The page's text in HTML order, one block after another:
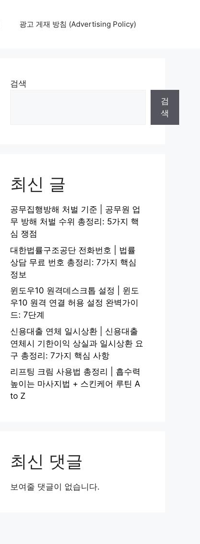
광고 게재 방침 (Advertising Policy)
검색
검
색
최신 글
공무집행방해 처벌 기준 | 공무원 업
무 방해 처벌 수위 총정리: 5가지 핵
심 쟁점
대한법률구조공단 전화번호 | 법률
상담 무료 번호 총정리: 7가지 핵심
정보
윈도우10 원격데스크톱 설정 | 윈도
우10 원격 연결 허용 설정 완벽가이
드: 7단계
신용대출 연체 일시상환 | 신용대출
연체시 기한이익 상실과 일시상환 요
구 총정리: 7가지 핵심 사항
리프팅 크림 사용법 총정리 | 흡수력
높이는 마사지법 + 스킨케어 루틴 A
to Z
최신 댓글
보여줄 댓글이 없습니다.